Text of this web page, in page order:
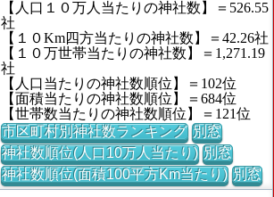
【人口１０万人当たりの神社数】＝526.55
社
【１０Km四方当たりの神社数】＝42.26社
【１０万世帯当たりの神社数】＝1,271.19
社
【人口当たりの神社数順位】＝102位
【面積当たりの神社数順位】＝684位
【世帯数当たりの神社数順位】＝121位
市区町村別神社数ランキング 別窓
神社数順位(人口10万人当たり) 別窓
神社数順位(面積100平方Km当たり) 別窓